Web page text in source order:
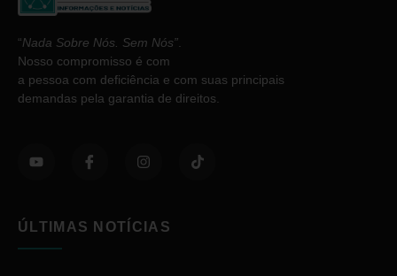
“Nada Sobre Nós. Sem Nós”
Nosso compromisso é com
a pessoa com deficiência e com suas principais
demandas pela garantia de direitos.
ÚLTIMAS NOTÍCIAS